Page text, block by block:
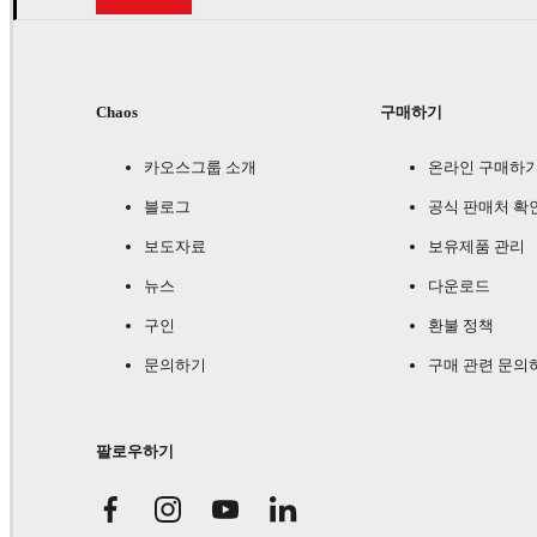
Chaos
카오스그룹 소개
블로그
보도자료
뉴스
구인
문의하기
구매하기
온라인 구매하
공식 판매처 확
보유제품 관리
다운로드
환불 정책
구매 관련 문의
팔로우하기